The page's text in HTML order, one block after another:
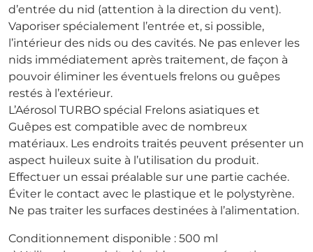
d’entrée du nid (attention à la direction du vent).
Vaporiser spécialement l’entrée et, si possible,
l’intérieur des nids ou des cavités. Ne pas enlever les
nids immédiatement après traitement, de façon à
pouvoir éliminer les éventuels frelons ou guêpes
restés à l’extérieur.
L’Aérosol TURBO spécial Frelons asiatiques et
Guêpes est compatible avec de nombreux
matériaux. Les endroits traités peuvent présenter un
aspect huileux suite à l’utilisation du produit.
Effectuer un essai préalable sur une partie cachée.
Éviter le contact avec le plastique et le polystyrène.
Ne pas traiter les surfaces destinées à l’alimentation.
Conditionnement disponible : 500 ml